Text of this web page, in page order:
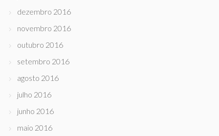
dezembro 2016
novembro 2016
outubro 2016
setembro 2016
agosto 2016
julho 2016
junho 2016
maio 2016